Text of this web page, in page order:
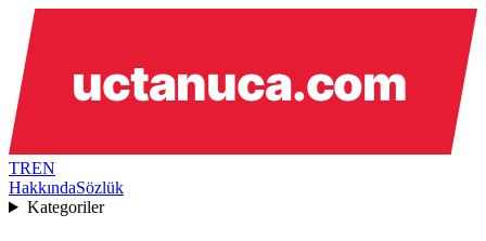
TREN
HakkındaSözlük
Kategoriler